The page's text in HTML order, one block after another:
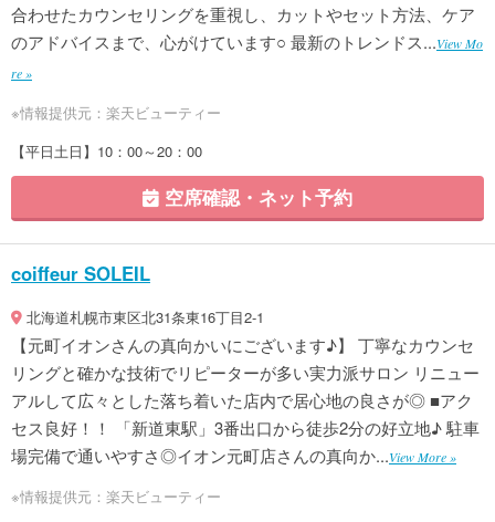
合わせたカウンセリングを重視し、カットやセット方法、ケア
のアドバイスまで、心がけています○ 最新のトレンドス...View Mo
re »
※情報提供元：楽天ビューティー
【平日土日】10：00～20：00
空席確認・ネット予約
coiffeur SOLEIL
北海道札幌市東区北31条東16丁目2-1
【元町イオンさんの真向かいにございます♪】 丁寧なカウンセ
リングと確かな技術でリピーターが多い実力派サロン リニュー
アルして広々とした落ち着いた店内で居心地の良さが◎ ■アク
セス良好！！ 「新道東駅」3番出口から徒歩2分の好立地♪ 駐車
場完備で通いやすさ◎イオン元町店さんの真向か...View More »
※情報提供元：楽天ビューティー